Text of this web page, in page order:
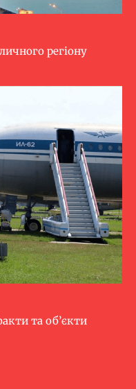
регіону
та об’єкти